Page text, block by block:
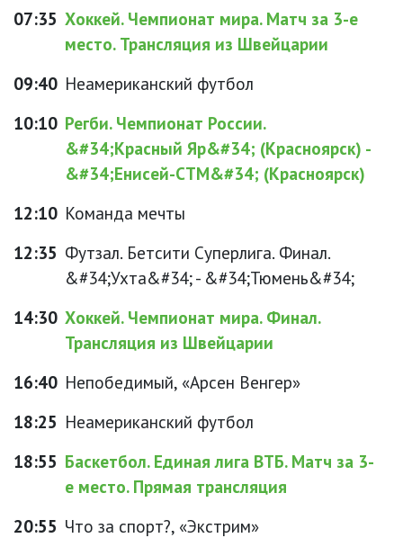
07:35 Хоккей. Чемпионат мира. Матч за 3-е
место. Трансляция из Швейцарии
09:40 Неамериканский футбол
10:10 Регби. Чемпионат России.
&#34;Красный Яр&#34; (Красноярск) -
&#34;Енисей-СТМ&#34; (Красноярск)
12:10 Команда мечты
12:35 Футзал. Бетсити Суперлига. Финал.
&#34;Ухта&#34; - &#34;Тюмень&#34;
14:30 Хоккей. Чемпионат мира. Финал.
Трансляция из Швейцарии
16:40 Непобедимый, «Арсен Венгер»
18:25 Неамериканский футбол
18:55 Баскетбол. Единая лига ВТБ. Матч за 3-
е место. Прямая трансляция
20:55 Что за спорт?, «Экстрим»